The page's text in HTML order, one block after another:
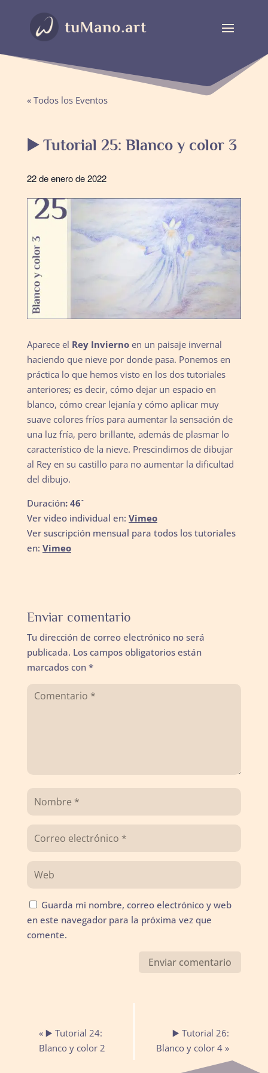
« Todos los Eventos
▶️ Tutorial 25: Blanco y color 3
22 de enero de 2022
Aparece el Rey Invierno en un paisaje invernal
haciendo que nieve por donde pasa. Ponemos en
práctica lo que hemos visto en los dos tutoriales
anteriores; es decir, cómo dejar un espacio en
blanco, cómo crear lejanía y cómo aplicar muy
suave colores fríos para aumentar la sensación de
una luz fría, pero brillante, además de plasmar lo
característico de la nieve. Prescindimos de dibujar
al Rey en su castillo para no aumentar la dificultad
del dibujo.
Duración: 46´
Ver video individual en: Vimeo
Ver suscripción mensual para todos los tutoriales
en: Vimeo
Enviar comentario
Tu dirección de correo electrónico no será
publicada. Los campos obligatorios están
marcados con *
Guarda mi nombre, correo electrónico y web
en este navegador para la próxima vez que
comente.
Navegación
del
Evento
« ▶️ Tutorial 24:
Blanco y color 2
▶️ Tutorial 26:
Blanco y color 4 »